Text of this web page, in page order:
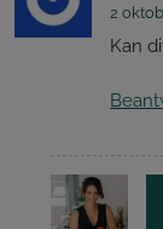
2
Kan